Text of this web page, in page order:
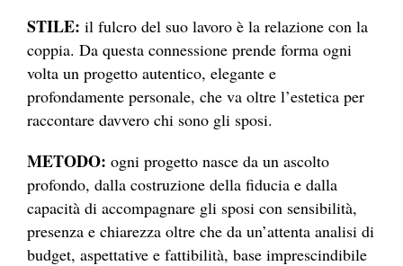
STILE: il fulcro del suo lavoro è la relazione con la
coppia. Da questa connessione prende forma ogni
volta un progetto autentico, elegante e
profondamente personale, che va oltre l’estetica per
raccontare davvero chi sono gli sposi.
METODO: ogni progetto nasce da un ascolto
profondo, dalla costruzione della fiducia e dalla
capacità di accompagnare gli sposi con sensibilità,
presenza e chiarezza oltre che da un’attenta analisi di
budget, aspettative e fattibilità, base imprescindibile